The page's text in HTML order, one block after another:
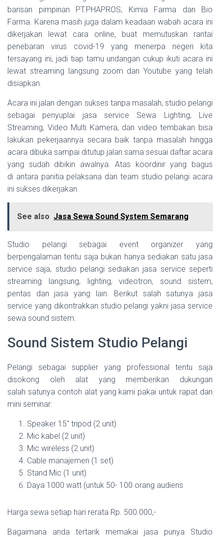
barisan pimpinan PT.PHAPROS, Kimia Farma dan Bio
Farma. Karena masih juga dalam keadaan wabah acara ini
dikerjakan lewat cara online, buat memutuskan rantai
penebaran virus covid-19 yang menerpa negeri kita
tersayang ini, jadi tiap tamu undangan cukup ikuti acara ini
lewat streaming langsung zoom dan Youtube yang telah
disiapkan.
Acara ini jalan dengan sukses tanpa masalah, studio pelangi
sebagai penyuplai jasa service Sewa Lighting, Live
Streaming, Video Multi Kamera, dan video tembakan bisa
lakukan pekerjaannya secara baik tanpa masalah hingga
acara dibuka sampai ditutup jalan sama sesuai daftar acara
yang sudah dibikin awalnya. Atas koordinir yang bagus
di antara panitia pelaksana dan team studio pelangi acara
ini sukses dikerjakan.
See also Jasa Sewa Sound System Semarang
Studio pelangi sebagai event organizer yang
berpengalaman tentu saja bukan hanya sediakan satu jasa
service saja, studio pelangi sediakan jasa service seperti
streaming langsung, lighting, videotron, sound sistem,
pentas dan jasa yang lain. Berikut salah satunya jasa
service yang dikontrakkan studio pelangi yakni jasa service
sewa sound sistem.
Sound Sistem Studio Pelangi
Pelangi sebagai supplier yang professional tentu saja
disokong oleh alat yang memberikan dukungan
salah satunya contoh alat yang kami pakai untuk rapat dan
mini seminar:
Speaker 15″ tripod (2 unit)
Mic kabel (2 unit)
Mic wireless (2 unit)
Cable manajemen (1 set)
Stand Mic (1 unit)
Daya 1000 watt (untuk 50- 100 orang audiens
Harga sewa setiap hari rerata Rp. 500.000,-
Bagaimana anda tertarik memakai jasa punya Studio